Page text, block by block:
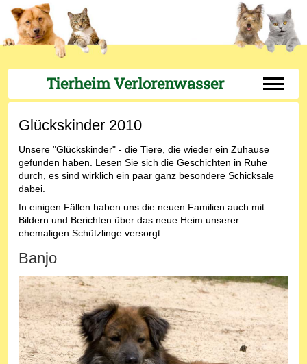
Tierheim Verlorenwasser Off-
Glückskinder 2010
Unsere "Glückskinder" - die Tiere, die wieder ein Zuhause
gefunden haben. Lesen Sie sich die Geschichten in Ruhe
durch, es sind wirklich ein paar ganz besondere Schicksale
dabei.
In einigen Fällen haben uns die neuen Familien auch mit
Bildern und Berichten über das neue Heim unserer
ehemaligen Schützlinge versorgt....
Banjo